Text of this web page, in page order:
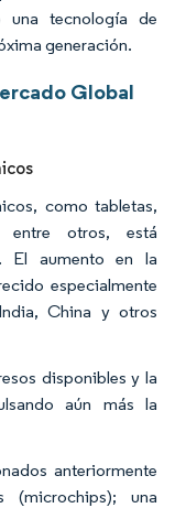
una tecnología de
generación.
Global
como tabletas,
entre otros, está
El aumento en la
especialmente
China y otros
disponibles y la
aún más la
anteriormente
(microchips); una